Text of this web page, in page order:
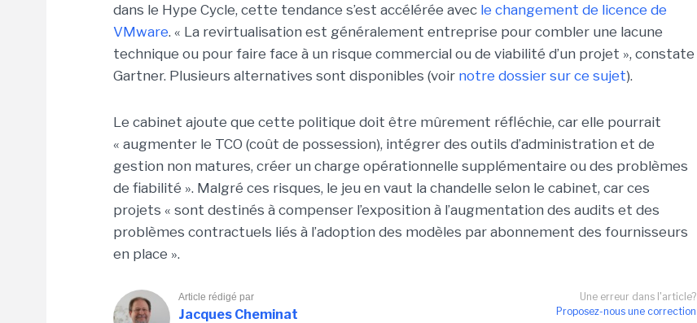
dans le Hype Cycle, cette tendance s’est accélérée avec le changement de licence de
VMware. « La revirtualisation est généralement entreprise pour combler une lacune
technique ou pour faire face à un risque commercial ou de viabilité d’un projet », constate
Gartner. Plusieurs alternatives sont disponibles (voir notre dossier sur ce sujet).
Le cabinet ajoute que cette politique doit être mûrement réfléchie, car elle pourrait
« augmenter le TCO (coût de possession), intégrer des outils d’administration et de
gestion non matures, créer un charge opérationnelle supplémentaire ou des problèmes
de fiabilité ». Malgré ces risques, le jeu en vaut la chandelle selon le cabinet, car ces
projets « sont destinés à compenser l’exposition à l’augmentation des audits et des
problèmes contractuels liés à l’adoption des modèles par abonnement des fournisseurs
en place ».
Une erreur dans l'article?
Proposez-nous une correction
Article rédigé par
Jacques Cheminat